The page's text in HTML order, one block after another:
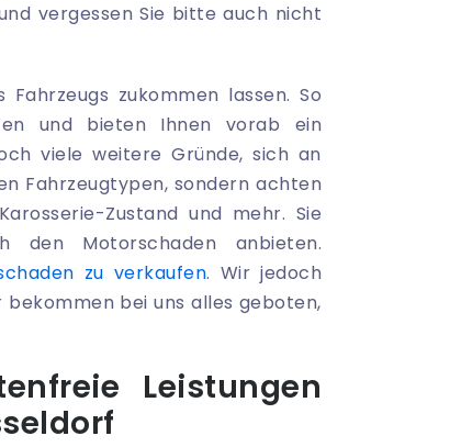
vergessen Sie bitte auch nicht
zukommen lassen. So
und bieten Ihnen vorab ein
viele weitere Gründe, sich an
Fahrzeugtypen, sondern achten
Zustand und mehr. Sie
den Motorschaden anbieten.
zu verkaufen. Wir jedoch
bekommen bei uns alles geboten,
Leistungen